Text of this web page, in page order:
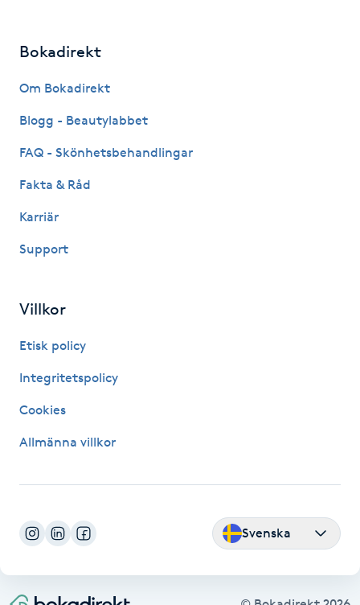
Friskvårdsmassage
Frisör
Färgning
Föning
Gelenaglar
Gellack
Gravidyoga
Gruppträning
Bokadirekt
Om Bokadirekt
Blogg - Beautylabbet
FAQ - Skönhetsbehandlingar
Fakta & Råd
Karriär
Support
Villkor
Etisk policy
Integritetspolicy
Cookies
Allmänna villkor
Svenska